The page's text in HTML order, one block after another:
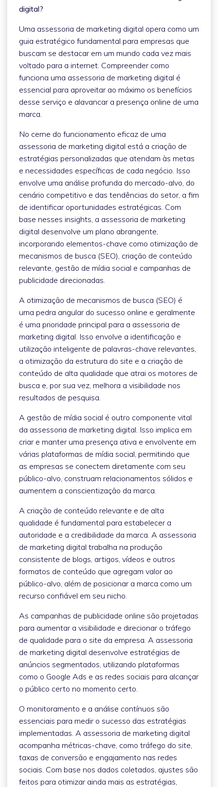
digital?
Uma assessoria de marketing digital opera como um
guia estratégico fundamental para empresas que
buscam se destacar em um mundo cada vez mais
voltado para a internet. Compreender como
funciona uma assessoria de marketing digital é
essencial para aproveitar ao máximo os benefícios
desse serviço e alavancar a presença online de uma
marca.
No cerne do funcionamento eficaz de uma
assessoria de marketing digital está a criação de
estratégias personalizadas que atendam às metas
e necessidades específicas de cada negócio. Isso
envolve uma análise profunda do mercado-alvo, do
cenário competitivo e das tendências do setor, a fim
de identificar oportunidades estratégicas. Com
base nesses insights, a assessoria de marketing
digital desenvolve um plano abrangente,
incorporando elementos-chave como otimização de
mecanismos de busca (SEO), criação de conteúdo
relevante, gestão de mídia social e campanhas de
publicidade direcionadas.
A otimização de mecanismos de busca (SEO) é
uma pedra angular do sucesso online e geralmente
é uma prioridade principal para a assessoria de
marketing digital. Isso envolve a identificação e
utilização inteligente de palavras-chave relevantes,
a otimização da estrutura do site e a criação de
conteúdo de alta qualidade que atrai os motores de
busca e, por sua vez, melhora a visibilidade nos
resultados de pesquisa.
A gestão de mídia social é outro componente vital
da assessoria de marketing digital. Isso implica em
criar e manter uma presença ativa e envolvente em
várias plataformas de mídia social, permitindo que
as empresas se conectem diretamente com seu
público-alvo, construam relacionamentos sólidos e
aumentem a conscientização da marca.
A criação de conteúdo relevante e de alta
qualidade é fundamental para estabelecer a
autoridade e a credibilidade da marca. A assessoria
de marketing digital trabalha na produção
consistente de blogs, artigos, vídeos e outros
formatos de conteúdo que agregam valor ao
público-alvo, além de posicionar a marca como um
recurso confiável em seu nicho.
As campanhas de publicidade online são projetadas
para aumentar a visibilidade e direcionar o tráfego
de qualidade para o site da empresa. A assessoria
de marketing digital desenvolve estratégias de
anúncios segmentados, utilizando plataformas
como o Google Ads e as redes sociais para alcançar
o público certo no momento certo.
O monitoramento e a análise contínuos são
essenciais para medir o sucesso das estratégias
implementadas. A assessoria de marketing digital
acompanha métricas-chave, como tráfego do site,
taxas de conversão e engajamento nas redes
sociais. Com base nos dados coletados, ajustes são
feitos para otimizar ainda mais as estratégias,